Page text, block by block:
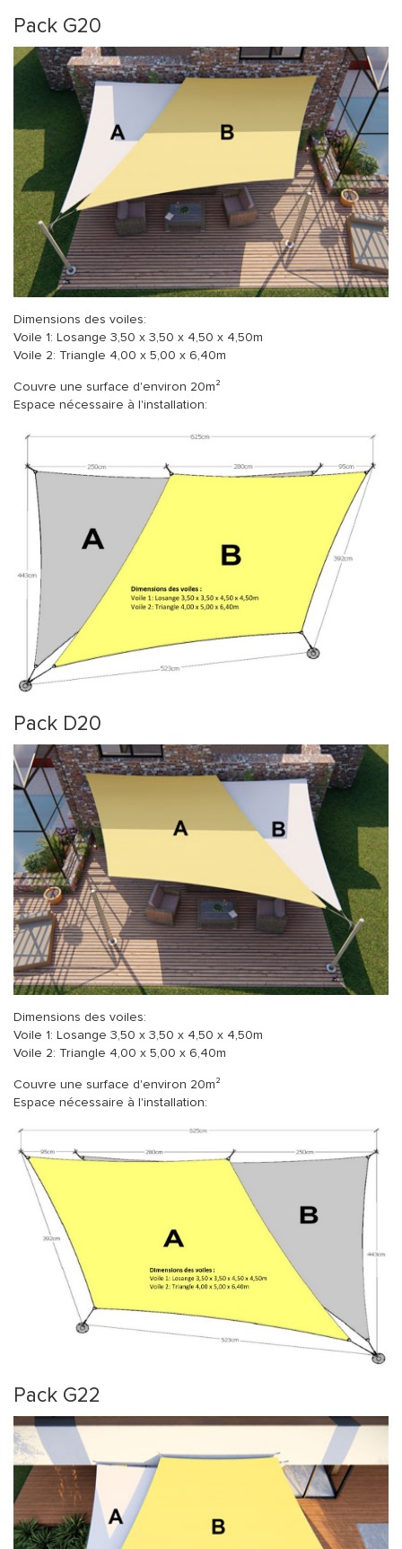
Pack G20
Dimensions des voiles:
Voile 1: Losange 3,50 x 3,50 x 4,50 x 4,50m
Voile 2: Triangle 4,00 x 5,00 x 6,40m
Couvre une surface d'environ 20m²
Espace nécessaire à l'installation:
Pack D20
Dimensions des voiles:
Voile 1: Losange 3,50 x 3,50 x 4,50 x 4,50m
Voile 2: Triangle 4,00 x 5,00 x 6,40m
Couvre une surface d'environ 20m²
Espace nécessaire à l'installation:
Pack G22